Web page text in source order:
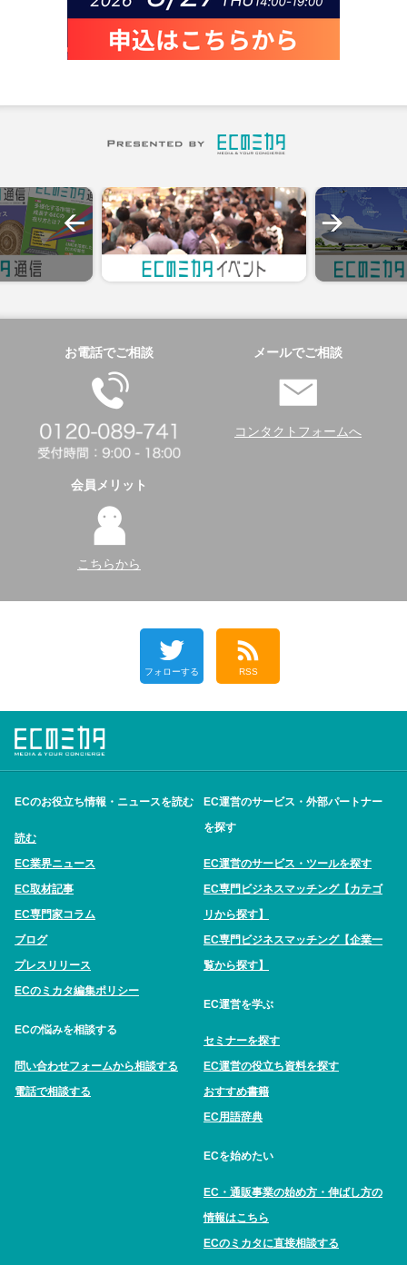
お電話でご相談 メールでご相談
コンタクトフォームへ
会員メリット
こちらから
フォローする RSS
ECのお役立ち情報・ニュースを読む
読む
EC業界ニュース
EC取材記事
EC専門家コラム
ブログ
プレスリリース
ECのミカタ編集ポリシー
ECの悩みを相談する
問い合わせフォームから相談する
電話で相談する
EC運営のサービス・外部パートナー
を探す
EC運営のサービス・ツールを探す
EC専門ビジネスマッチング【カテゴ
リから探す】
EC専門ビジネスマッチング【企業一
覧から探す】
EC運営を学ぶ
セミナーを探す
EC運営の役立ち資料を探す
おすすめ書籍
EC用語辞典
ECを始めたい
EC・通販事業の始め方・伸ばし方の
情報はこちら
ECのミカタに直接相談する